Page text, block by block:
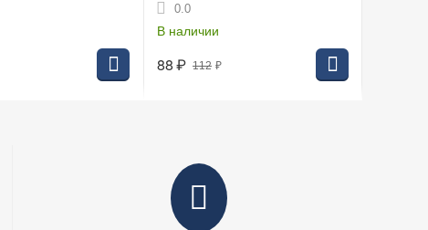
0.0
В наличии
112 ₽
88₽